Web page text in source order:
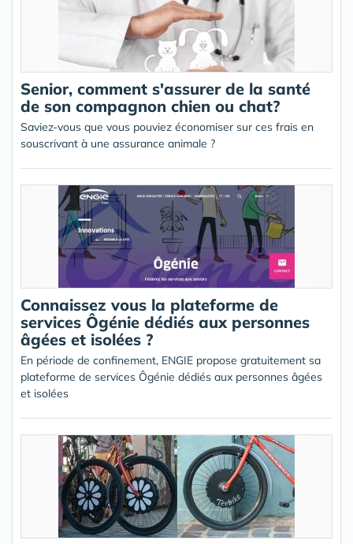
Senior, comment s'assurer de la santé
de son compagnon chien ou chat?
Saviez-vous que vous pouviez économiser sur ces frais en
souscrivant à une assurance animale ?
Connaissez vous la plateforme de
services Ôgénie dédiés aux personnes
âgées et isolées ?
En période de confinement, ENGIE propose gratuitement sa
plateforme de services Ôgénie dédiés aux personnes âgées
et isolées